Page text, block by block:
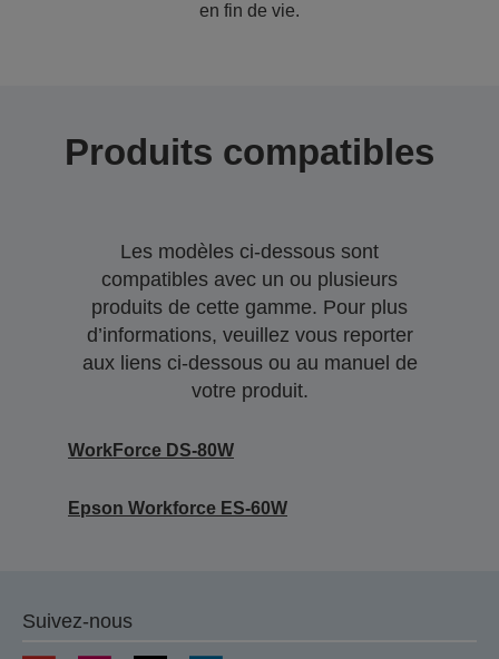
en fin de vie.
Produits compatibles
Les modèles ci-dessous sont
compatibles avec un ou plusieurs
produits de cette gamme. Pour plus
d’informations, veuillez vous reporter
aux liens ci-dessous ou au manuel de
votre produit.
WorkForce DS-80W
Epson Workforce ES-60W
Suivez-nous